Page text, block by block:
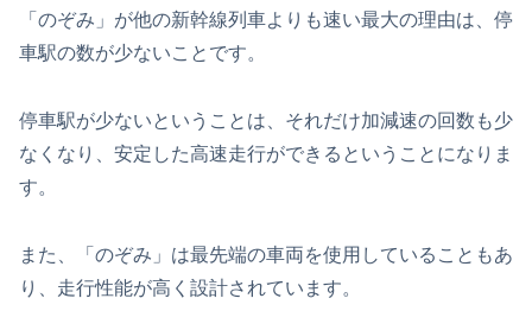
「のぞみ」が他の新幹線列車よりも速い最大の理由は、停
車駅の数が少ないことです。
停車駅が少ないということは、それだけ加減速の回数も少
なくなり、安定した高速走行ができるということになりま
す。
また、「のぞみ」は最先端の車両を使用していることもあ
り、走行性能が高く設計されています。